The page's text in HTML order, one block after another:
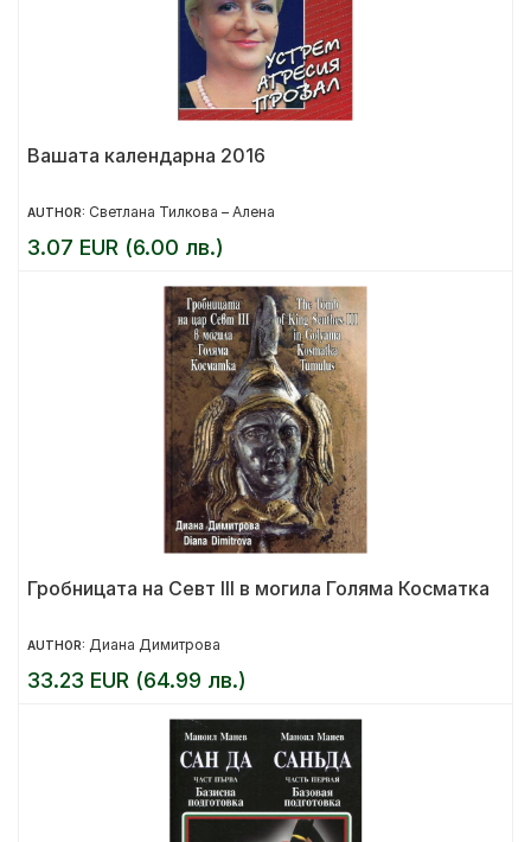
Вашата календарна 2016
AUTHOR: Светлана Тилкова – Алена
3.07 EUR (6.00 лв.)
Гробницата на Севт III в могила Голяма Косматка
AUTHOR: Диана Димитрова
33.23 EUR (64.99 лв.)